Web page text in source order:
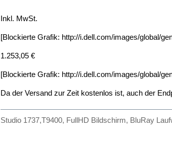
Inkl. MwSt.
[Blockierte Grafik: http://i.dell.com/images/global/
1.253,05 €
[Blockierte Grafik: http://i.dell.com/images/global/
Da der Versand zur Zeit kostenlos ist, auch der
Studio 1737,T9400, FullHD Bildschirm, BluRay